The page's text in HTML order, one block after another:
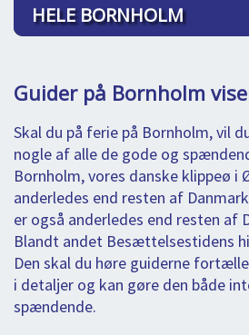
HELE BORNHOLM
Guider på Bornholm
Skal du på ferie på Bornholm, vil
nogle af alle de gode og
Bornholm, vores danske klippeø i
anderledes end resten af
er også anderledes end resten af
Blandt andet Besættelsestidens
Den skal du høre guiderne
i detaljer og kan gøre den både
spændende.